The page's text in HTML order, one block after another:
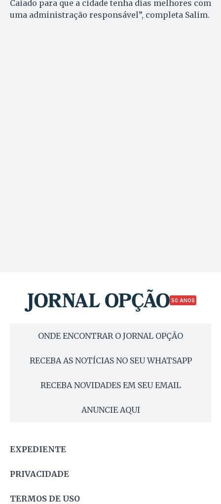
Caiado para que a cidade tenha dias melhores com
uma administração responsável”, completa Salim.
50 ANOS
ONDE ENCONTRAR O JORNAL OPÇÃO
RECEBA AS NOTÍCIAS NO SEU WHATSAPP
RECEBA NOVIDADES EM SEU EMAIL
ANUNCIE AQUI
EXPEDIENTE
PRIVACIDADE
TERMOS DE USO